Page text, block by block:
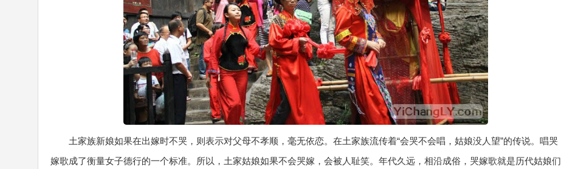
土家族新娘如果在出嫁时不哭，则表示对父母不孝顺，毫无依恋。在土家族流传着“会哭不会唱，姑娘没人望”的传说。唱哭
嫁歌成了衡量女子德行的一个标准。所以，土家姑娘如果不会哭嫁，会被人耻笑。年代久远，相沿成俗，哭嫁歌就是历代姑娘们